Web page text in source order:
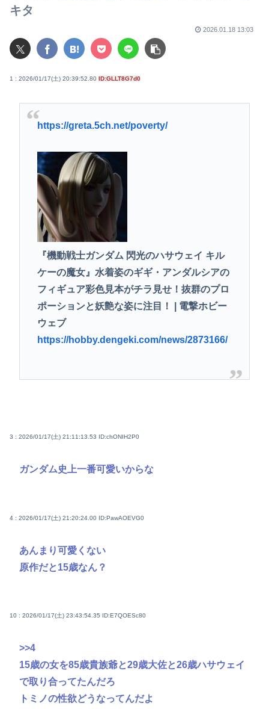
キタ
2026.01.18 13:03
1 : 2026/01/17(土) 20:39:52.80 ID:GLLT8G7d0
https://greta.5ch.net/poverty/
『機動戦士ガンダム 閃光のハサウェイ キル
ケーの魔女』水着姿のギギ・アンダルシアの
フィギュア彩色見本がチラ見せ！抜群のプロ
ポーションと妖艶な姿に注目！ | 電撃ホビー
ウェブ
https://hobby.dengeki.com/news/2873166/
3 : 2026/01/17(土) 21:11:13.53 ID:chONIH2P0
ガンダム史上一番可愛いからな
4 : 2026/01/17(土) 21:20:24.00 ID:PawAOEVG0
あんまり可愛くない
原作だと15歳なん？
10 : 2026/01/17(土) 23:43:54.35 ID:E7QOESc80
>>4
15歳の女を85歳貴族爺と29歳大佐と26歳ハサウェイ
で取り合ってたんだろ
トミノの性欲どうなってんだよ